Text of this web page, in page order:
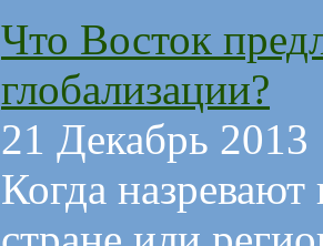
Что Восток
глобализации?
21 Декабрь 2013
Когда